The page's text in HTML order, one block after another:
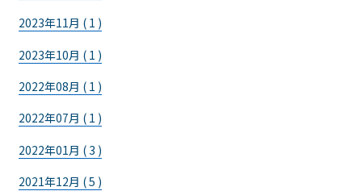
2023年11月 ( 1 )
2023年10月 ( 1 )
2022年08月 ( 1 )
2022年07月 ( 1 )
2022年01月 ( 3 )
2021年12月 ( 5 )